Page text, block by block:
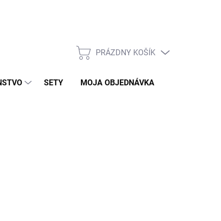
NÁKUPNÝ
PRÁZDNY KOŠÍK
SETY MOJA OBJEDNÁVKA